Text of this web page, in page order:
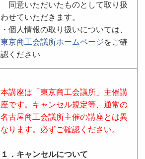
同意いただいたものとして取り扱
わせていただきます。
・個人情報の取り扱いについては、
東京商工会議所ホームページをご確
認ください
本講座は「東京商工会議所」主催講
座です。キャンセル規定等、通常の
名古屋商工会議所主催の講座とは異
なります。必ずご確認ください。
１．キャンセルについて